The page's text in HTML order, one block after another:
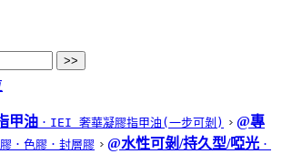
甲油 ．IEI 奢華凝膠指甲油(一步可剝)
@專
．色膠 ．封層膠 @水性可剝/持久型/啞光 ．